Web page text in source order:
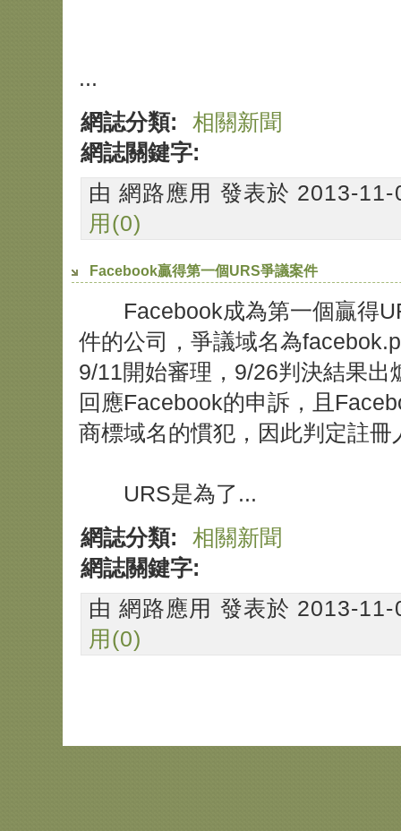
...
網誌分類:
相關新聞
網誌關鍵字:
由 網路應用 發表於 2013-
用(0)
Facebook贏得第一個URS爭議案件
Facebook成為第一個贏得
件的公司，爭議域名為
9/11開始審理，9/26判決結果
回應Facebook的申訴，且
商標域名的慣犯，因此判定註冊
URS是為了...
網誌分類:
相關新聞
網誌關鍵字:
由 網路應用 發表於 2013-
用(0)